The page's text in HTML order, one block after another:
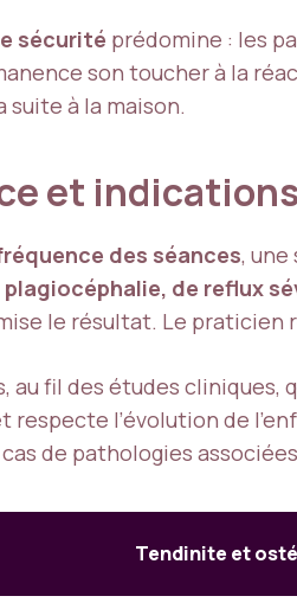
sécurité prédomine : les
son toucher à la
suite à la maison.
et
des séances,
plagiocéphalie, de reflux
le résultat. Le praticien
au fil des études
l’évolution de
de pathologies
Tendinite et